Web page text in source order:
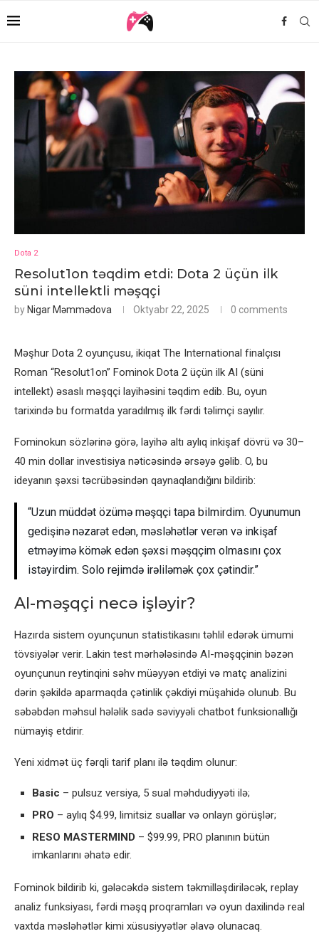
Dota 2
Resolut1on təqdim etdi: Dota 2 üçün ilk
süni intellektli məşqçi
by Nigar Məmmədova Oktyabr 22, 2025 0 comments
Məşhur Dota 2 oyunçusu, ikiqat The International finalçısı
Roman “Resolut1on” Fominok Dota 2 üçün ilk AI (süni
intellekt) əsaslı məşqçi layihəsini təqdim edib. Bu, oyun
tarixində bu formatda yaradılmış ilk fərdi təlimçi sayılır.
Fominokun sözlərinə görə, layihə altı aylıq inkişaf dövrü və 30–
40 min dollar investisiya nəticəsində ərsəyə gəlib. O, bu
ideyanın şəxsi təcrübəsindən qaynaqlandığını bildirib:
“Uzun müddət özümə məşqçi tapa bilmirdim. Oyunumun
gedişinə nəzarət edən, məsləhətlər verən və inkişaf
etməyimə kömək edən şəxsi məşqçim olmasını çox
istəyirdim. Solo rejimdə irəliləmək çox çətindir.”
AI-məşqçi necə işləyir?
Hazırda sistem oyunçunun statistikasını təhlil edərək ümumi
tövsiyələr verir. Lakin test mərhələsində AI-məşqçinin bəzən
oyunçunun reytinqini səhv müəyyən etdiyi və matç analizini
dərin şəkildə aparmaqda çətinlik çəkdiyi müşahidə olunub. Bu
səbəbdən məhsul hələlik sadə səviyyəli chatbot funksionallığı
nümayiş etdirir.
Yeni xidmət üç fərqli tarif planı ilə təqdim olunur:
Basic – pulsuz versiya, 5 sual məhdudiyyəti ilə;
PRO – aylıq $4.99, limitsiz suallar və onlayn görüşlər;
RESO MASTERMIND – $99.99, PRO planının bütün
imkanlarını əhatə edir.
Fominok bildirib ki, gələcəkdə sistem təkmilləşdiriləcək, replay
analiz funksiyası, fərdi məşq proqramları və oyun daxilində real
vaxtda məsləhətlər kimi xüsusiyyətlər əlavə olunacaq.